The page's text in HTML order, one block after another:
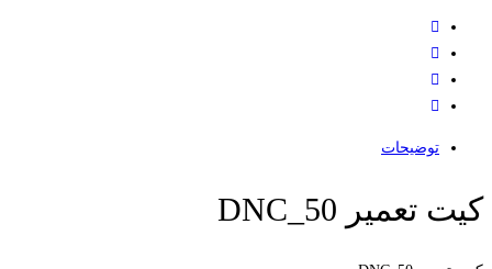
توضیحات
کیت تعمیر DNC_50